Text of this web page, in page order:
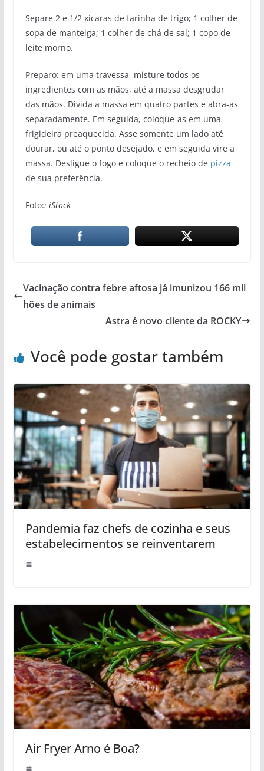
Separe 2 e 1/2 xícaras de farinha de trigo; 1 colher de
sopa de manteiga; 1 colher de chá de sal; 1 copo de
leite morno.
Preparo: em uma travessa, misture todos os
ingredientes com as mãos, até a massa desgrudar
das mãos. Divida a massa em quatro partes e abra-as
separadamente. Em seguida, coloque-as em uma
frigideira preaquecida. Asse somente um lado até
dourar, ou até o ponto desejado, e em seguida vire a
massa. Desligue o fogo e coloque o recheio de pizza
de sua preferência.
Foto:: iStock
Vacinação contra febre aftosa já imunizou 166 mil
hões de animais
Astra é novo cliente da ROCKY
Você pode gostar também
Pandemia faz chefs de cozinha e seus
estabelecimentos se reinventarem
Air Fryer Arno é Boa?